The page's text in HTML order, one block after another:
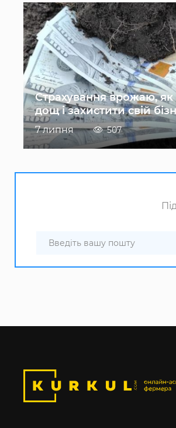
Страхування врожаю,
дощ і захистити свій
7 липня 507